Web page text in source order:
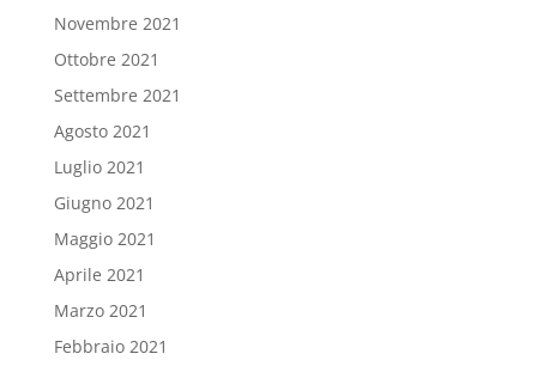
Novembre 2021
Ottobre 2021
Settembre 2021
Agosto 2021
Luglio 2021
Giugno 2021
Maggio 2021
Aprile 2021
Marzo 2021
Febbraio 2021